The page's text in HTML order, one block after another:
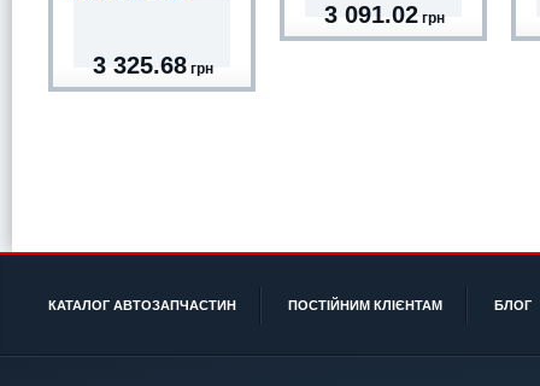
3 325.68 грн
3 091.02 грн
КАТАЛОГ АВТОЗАПЧАСТИН ПОСТІЙНИМ КЛІЄНТАМ БЛОГ